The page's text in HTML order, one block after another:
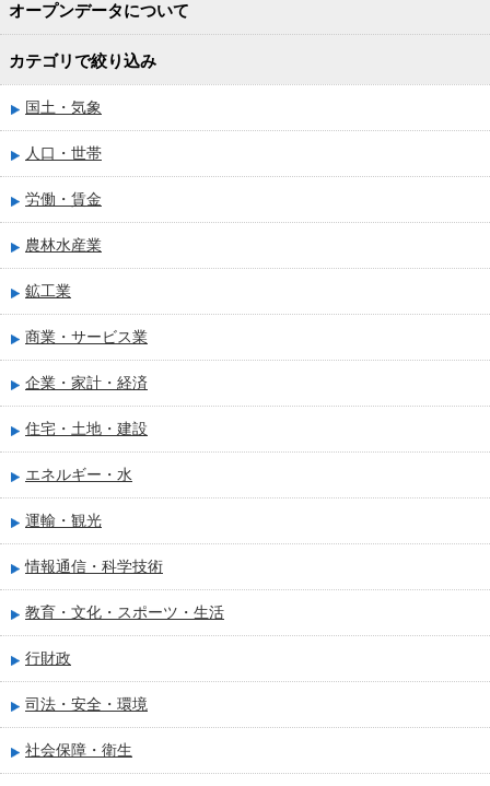
オープンデータについて
カテゴリで絞り込み
国土・気象
人口・世帯
労働・賃金
農林水産業
鉱工業
商業・サービス業
企業・家計・経済
住宅・土地・建設
エネルギー・水
運輸・観光
情報通信・科学技術
教育・文化・スポーツ・生活
行財政
司法・安全・環境
社会保障・衛生